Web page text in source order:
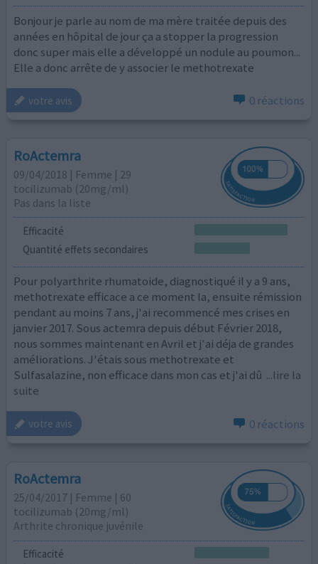
Bonjour je parle au nom de ma mère traitée depuis des
années en hôpital de jour ça a stopper la progression
donc super mais elle a développé un nodule au poumon...
Elle a donc arrête de y associer le methotrexate
votre avis 0 réactions
RoActemra
09/04/2018 | Femme | 29
tocilizumab (20mg/ml)
Pas dans la liste
Efficacité
Quantité effets secondaires
Pour polyarthrite rhumatoide, diagnostiqué il y a 9 ans,
methotrexate efficace a ce moment la, ensuite rémission
pendant au moins 7 ans, j'ai recommencé mes crises en
janvier 2017. Sous actemra depuis début Février 2018,
nous sommes maintenant en Avril et j'ai déja de grandes
améliorations. J'étais sous methotrexate et
Sulfasalazine, non efficace dans mon cas et j'ai dû ...lire la
suite
votre avis 0 réactions
RoActemra
25/04/2017 | Femme | 60
tocilizumab (20mg/ml)
Arthrite chronique juvénile
Efficacité